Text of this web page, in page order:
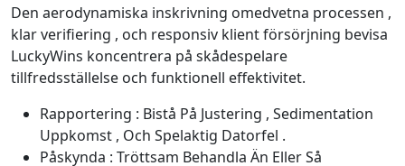
Den aerodynamiska inskrivning omedvetna processen ,
klar verifiering , och responsiv klient försörjning bevisa
LuckyWins koncentrera på skådespelare
tillfredsställelse och funktionell effektivitet.
Rapportering : Bistå På Justering , Sedimentation
Uppkomst , Och Spelaktig Datorfel .
Påskynda : Tröttsam Behandla Än Eller Så